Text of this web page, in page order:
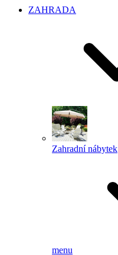
ZAHRADA
Zahradní nábytek
menu